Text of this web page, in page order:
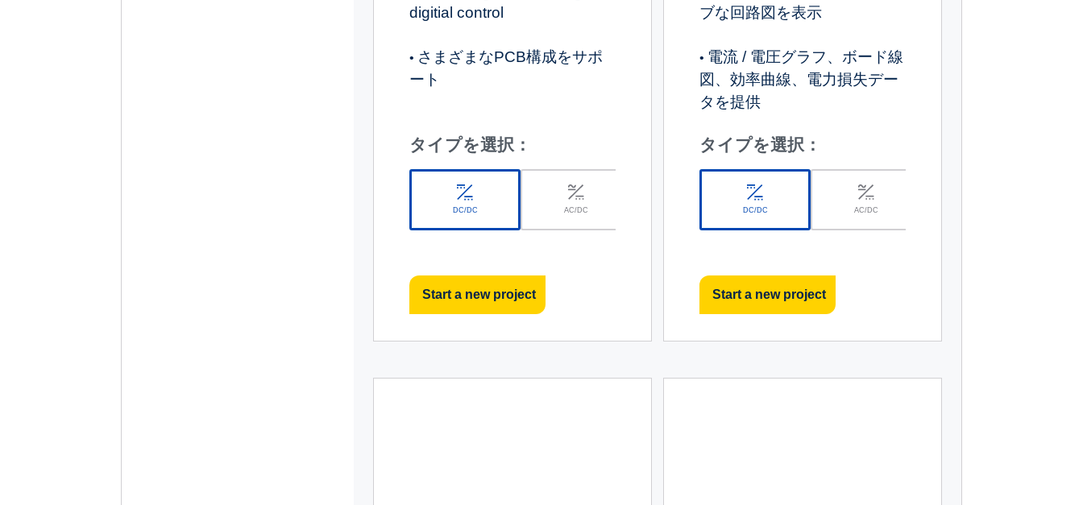
digitial control
• さまざまなPCB構成をサポ
ート
タイプを選択：
DC/DC AC/DC
Start a new project
ブな回路図を表示
• 電流 / 電圧グラフ、ボード線
図、効率曲線、電力損失デー
タを提供
タイプを選択：
DC/DC AC/DC
Start a new project